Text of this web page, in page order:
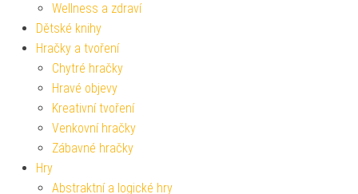
Wellness a zdraví
Dětské knihy
Hračky a tvoření
Chytré hračky
Hravé objevy
Kreativní tvoření
Venkovní hračky
Zábavné hračky
Hry
Abstraktní a logické hry